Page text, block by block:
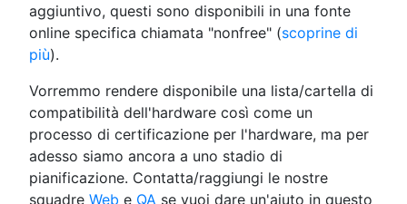
aggiuntivo, questi sono disponibili in una fonte
online specifica chiamata "nonfree" (scoprine di
più).
Vorremmo rendere disponibile una lista/cartella di
compatibilità dell'hardware così come un
processo di certificazione per l'hardware, ma per
adesso siamo ancora a uno stadio di
pianificazione. Contatta/raggiungi le nostre
squadre Web e QA se vuoi dare un'aiuto in questo